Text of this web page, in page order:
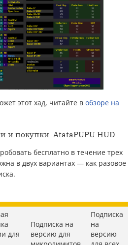
этот хад, читайте в обзоре на
и покупки AtataPUPU HUD
бесплатно в течение трех
в двух вариантах — как разовое
для
Подписка на
версию для
Подписка
на
версию